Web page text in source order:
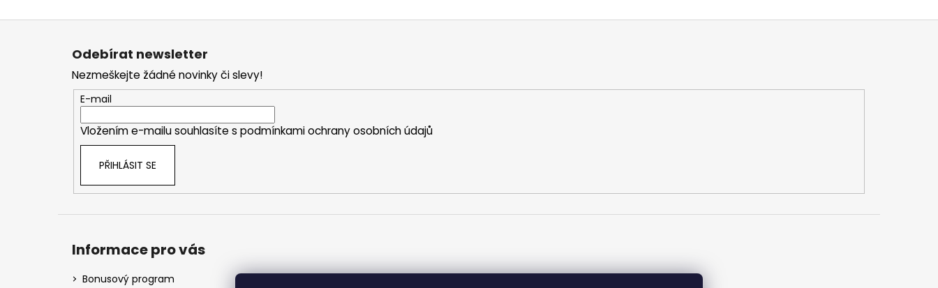
Z
Odebírat newsletter
Nezmeškejte žádné novinky či slevy!
E-mail
Vložením e-mailu souhlasíte s podmínkami ochrany osobních údajů
PŘIHLÁSIT SE
Informace pro vás
Bonusový program